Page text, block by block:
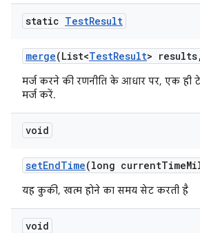
static TestResult
merge(List<TestResult> results,
मर्ज करने की रणनीति के आधार पर, एक ही
मर्ज करें.
void
setEndTime(long currentTime
यह कुकी, खत्म होने का समय सेट करती है
void